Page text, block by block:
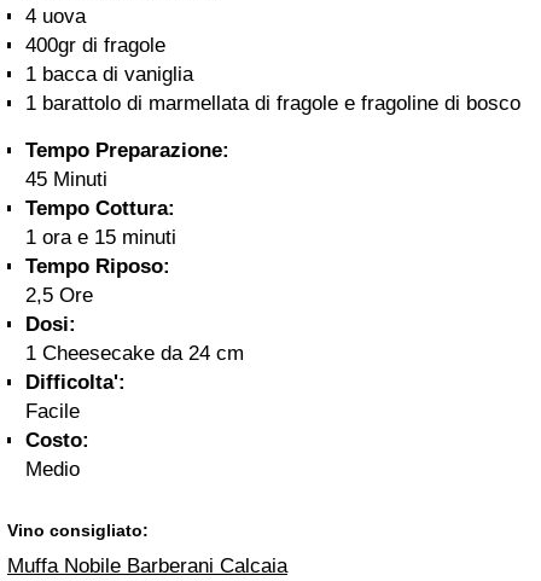
4 uova
400gr di fragole
1 bacca di vaniglia
1 barattolo di marmellata di fragole e fragoline di bosco
Tempo Preparazione:
45 Minuti
Tempo Cottura:
1 ora e 15 minuti
Tempo Riposo:
2,5 Ore
Dosi:
1 Cheesecake da 24 cm
Difficolta':
Facile
Costo:
Medio
Vino consigliato:
Muffa Nobile Barberani Calcaia